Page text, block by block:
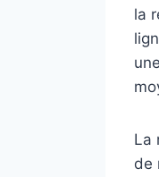
la
La
de